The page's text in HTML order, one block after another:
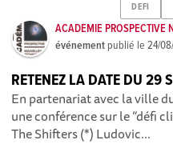
DEFI
ACADEMIE PROSPECTIVE
événement publié le24/
RETENEZ LA DATE DU 29
En partenariat avec la ville
une conférence sur le “défi
The Shifters (*) Ludovic...